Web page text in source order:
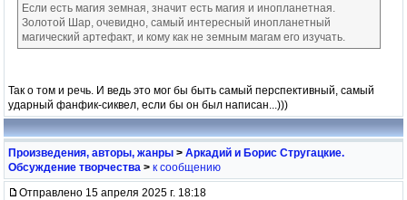
Если есть магия земная, значит есть магия и инопланетная.
Золотой Шар, очевидно, самый интересный инопланетный
магический артефакт, и кому как не земным магам его изучать.
Так о том и речь. И ведь это мог бы быть самый перспективный, самый
ударный фанфик-сиквел, если бы он был написан...)))
Произведения, авторы, жанры > Аркадий и Борис Стругацкие.
Обсуждение творчества > к сообщению
Отправлено 15 апреля 2025 г. 18:18